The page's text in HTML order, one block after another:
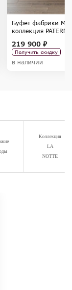
Буфет фабрики
коллекция PATERNA
219 900 ₽
Получить скидку
в наличии
Коллекция
LA
NOTTE